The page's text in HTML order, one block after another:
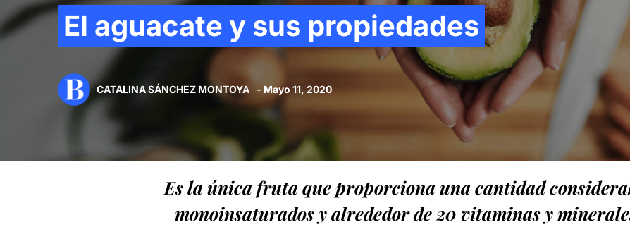
El aguacate y sus propiedades
CATALINA SÁNCHEZ MONTOYA - Mayo 11, 2020
Es la única fruta que proporciona una cantidad
monoinsaturados y alrededor de 20 vitaminas y